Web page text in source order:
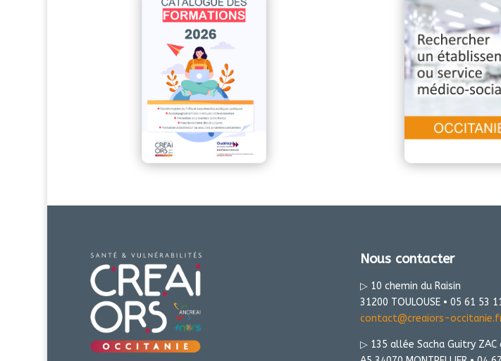
Nous contacter
▷ 10 chemin du Raisin
31200 TOULOUSE • 05 61 53
contact@creaiors-
▷ 135 allée Sacha Guitry ZAC